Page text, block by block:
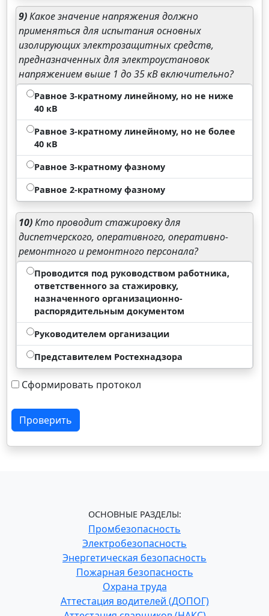
9)Какое значение напряжения должно
применяться для испытания основных
изолирующих электрозащитных средств,
предназначенных для электроустановок
напряжением выше 1 до 35 кВ включительно?
Равное 3-кратному линейному, но не ниже
40 кВ
Равное 3-кратному линейному, но не более
40 кВ
Равное 3-кратному фазному
Равное 2-кратному фазному
10)Кто проводит стажировку для
диспетчерского, оперативного, оперативно-
ремонтного и ремонтного персонала?
Проводится под руководством работника,
ответственного за стажировку,
назначенного организационно-
распорядительным документом
Руководителем организации
Представителем Ростехнадзора
Сформировать протокол
Проверить
ОСНОВНЫЕ РАЗДЕЛЫ:
Промбезопасность
Электробезопасность
Энергетическая безопасность
Пожарная безопасность
Охрана труда
Аттестация водителей (ДОПОГ)